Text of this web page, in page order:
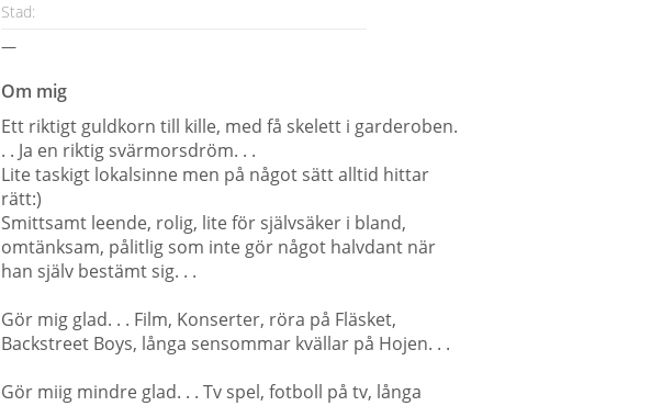
Stad:
—
Om mig
Ett riktigt guldkorn till kille, med få skelett i garderoben.
. . Ja en riktig svärmorsdröm. . .
Lite taskigt lokalsinne men på något sätt alltid hittar
rätt:)
Smittsamt leende, rolig, lite för självsäker i bland,
omtänksam, pålitlig som inte gör något halvdant när
han själv bestämt sig. . .
Gör mig glad. . . Film, Konserter, röra på Fläsket,
Backstreet Boys, långa sensommar kvällar på Hojen. . .
Gör miig mindre glad. . . Tv spel, fotboll på tv, långa